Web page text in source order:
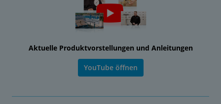
Aktuelle Produktvorstellungen und Anleitungen
YouTube öffnen